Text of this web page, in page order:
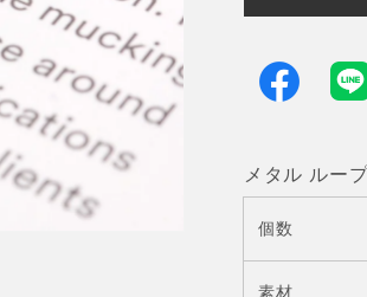
プ
エ
通
す
穴
直
径
メタル ルー
個数
素材